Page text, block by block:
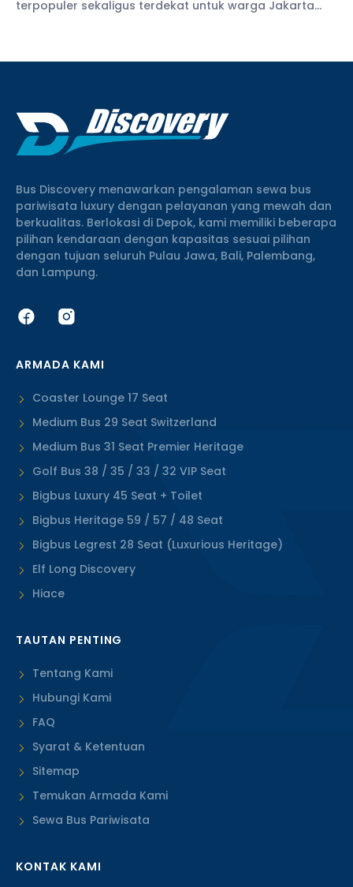
terpopuler sekaligus terdekat untuk warga Jakarta
Bus Discovery menawarkan pengalaman sewa bus
pariwisata luxury dengan pelayanan yang mewah dan
berkualitas. Berlokasi di Depok, kami memiliki beberapa
pilihan kendaraan dengan kapasitas sesuai pilihan
dengan tujuan seluruh Pulau Jawa, Bali, Palembang,
dan Lampung.
ARMADA KAMI
Coaster Lounge 17 Seat
Medium Bus 29 Seat Switzerland
Medium Bus 31 Seat Premier Heritage
Golf Bus 38 / 35 / 33 / 32 VIP Seat
Bigbus Luxury 45 Seat + Toilet
Bigbus Heritage 59 / 57 / 48 Seat
Bigbus Legrest 28 Seat (Luxurious Heritage)
Elf Long Discovery
Hiace
TAUTAN PENTING
Tentang Kami
Hubungi Kami
FAQ
Syarat & Ketentuan
Sitemap
Temukan Armada Kami
Sewa Bus Pariwisata
KONTAK KAMI